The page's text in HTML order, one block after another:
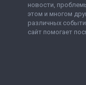
новости,
этом и многом
различных
сайт помогает